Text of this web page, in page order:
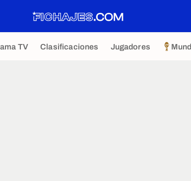
TV Clasificaciones Jugadores